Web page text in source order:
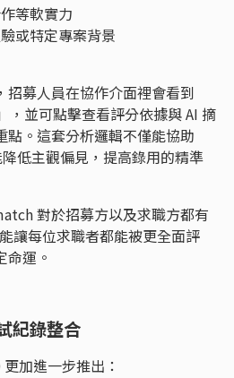
等軟實力
或特定專案背景
募人員在協作介面裡會看到
，並可點擊查看評分依據與 AI 摘
點。這套分析邏輯不僅能協助
低主觀偏見，提高錄用的精準
對於招募方以及求職方都有
讓每位求職者都能被更全面評
命運。
紀錄整合
加進一步推出：